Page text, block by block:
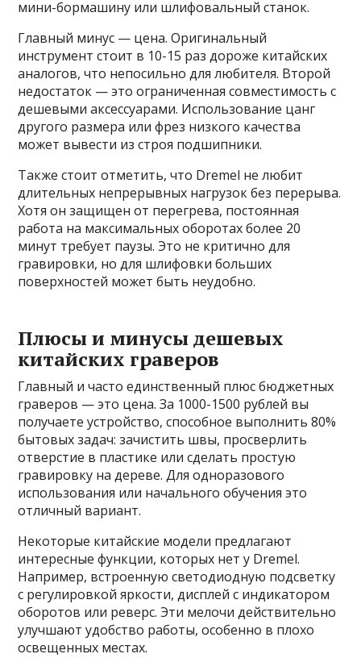
мини-бормашину или шлифовальный станок.
Главный минус — цена. Оригинальный
инструмент стоит в 10-15 раз дороже китайских
аналогов, что непосильно для любителя. Второй
недостаток — это ограниченная совместимость с
дешевыми аксессуарами. Использование цанг
другого размера или фрез низкого качества
может вывести из строя подшипники.
Также стоит отметить, что Dremel не любит
длительных непрерывных нагрузок без перерыва.
Хотя он защищен от перегрева, постоянная
работа на максимальных оборотах более 20
минут требует паузы. Это не критично для
гравировки, но для шлифовки больших
поверхностей может быть неудобно.
Плюсы и минусы дешевых
китайских граверов
Главный и часто единственный плюс бюджетных
граверов — это цена. За 1000-1500 рублей вы
получаете устройство, способное выполнить 80%
бытовых задач: зачистить швы, просверлить
отверстие в пластике или сделать простую
гравировку на дереве. Для одноразового
использования или начального обучения это
отличный вариант.
Некоторые китайские модели предлагают
интересные функции, которых нет у Dremel.
Например, встроенную светодиодную подсветку
с регулировкой яркости, дисплей с индикатором
оборотов или реверс. Эти мелочи действительно
улучшают удобство работы, особенно в плохо
освещенных местах.